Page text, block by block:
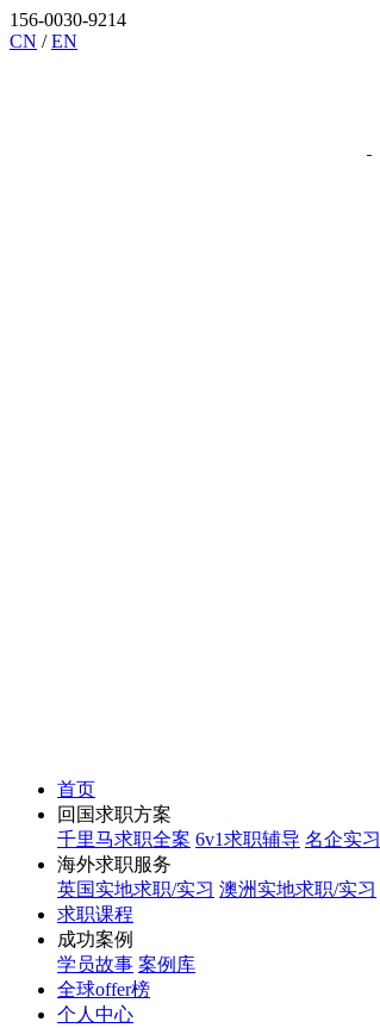
156-0030-9214
CN /EN
首页
回国求职方案
千里马求职全案 6v1求职辅导 名企实习
海外求职服务
英国实地求职/实习 澳洲实地求职/实习
求职课程
成功案例
学员故事 案例库
全球offer榜
个人中心